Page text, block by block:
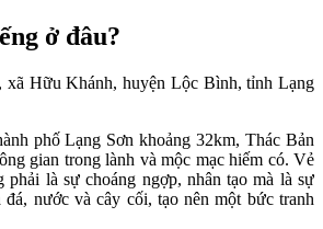
ở đâu?
xã Hữu Khánh, huyện Lộc Bình, tỉnh Lạng
phố Lạng Sơn khoảng 32km, Thác Bản
gian trong lành và mộc mạc hiếm có. Vẻ
phải là sự choáng ngợp, nhân tạo mà là sự
nước và cây cối, tạo nên một bức tranh